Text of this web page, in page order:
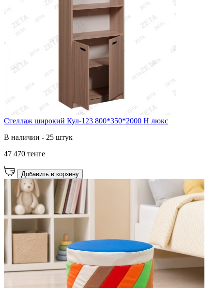
Стеллаж широкий Кул-123 800*350*2000 Н люкс
В наличии - 25 штук
47 470 тенге
Добавить в корзину